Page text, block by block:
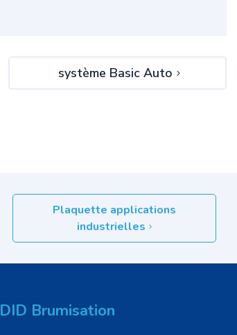
système Basic Auto
Plaquette applications
industrielles
DID Brumisation